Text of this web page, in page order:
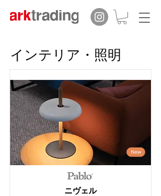
インテリア・照明
ニヴェル